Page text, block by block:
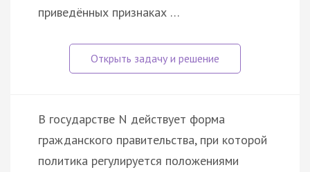
приведённых признаках …
В государстве N действует форма
гражданского правительства, при которой
политика регулируется положениями